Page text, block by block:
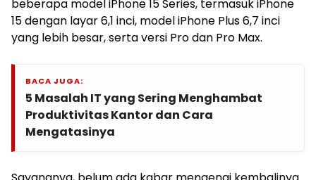
beberapa model iPhone 15 Series, termasuk iPhone
15 dengan layar 6,1 inci, model iPhone Plus 6,7 inci
yang lebih besar, serta versi Pro dan Pro Max.
BACA JUGA:
5 Masalah IT yang Sering Menghambat
Produktivitas Kantor dan Cara
Mengatasinya